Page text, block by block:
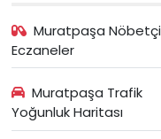
Muratpaşa Nöbetçi
Eczaneler
Muratpaşa Trafik
Yoğunluk Haritası